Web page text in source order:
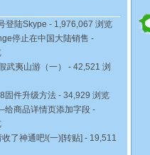
登陆Skype - 1,976,067 浏览
停止在中国大陆销售 -
武夷山游（一）
- 42,521 浏
固件升级方法 - 34,929 浏览
商品详情页添加字段 -
了神通吧!(一)[转贴] - 19,511